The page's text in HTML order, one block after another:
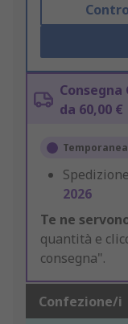
da 60,00 €
2026
Te ne
quantità e
consegna".
Confezione/i